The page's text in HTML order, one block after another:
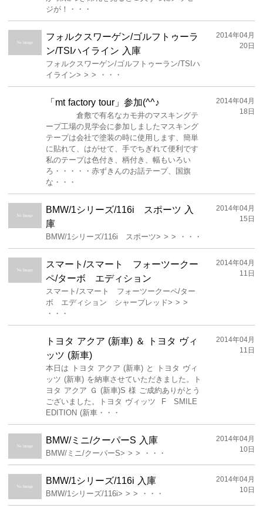
ジが！・・・
フォルクスワーゲン/ゴルフトゥーラ
ン/TSIハイライン 入庫
フォルクスワーゲン/ゴルフトゥーラン/TSIハ
イライン> > > ・・・
2014年04月
20日
「mt factory tour」参加(^^♪
倉敷で有名なカモ井のマスキングテ
ープ工場の見学会に参加しましたマスキング
テープは会社で塗装の時に使用します、簡単
に貼れて、はがせて、手でちぎれて便利です
私のテープは色付き、柄付き、幅もいろい
ろ・・・・・赤ずきんのお話テープ、国旗
な・・・
2014年04月
18日
BMW/1シリーズ/116i スポーツ 入
庫
BMW/1シリーズ/116i スポーツ> > > ・・・
2014年04月
15日
スマート/スマート フォーツークー
ペ/ターボ エディション
スマート/スマート フォーツークーペ/ター
ボ エディション シャープレッド> > >
・・・
2014年04月
11日
トヨタ アクア (新車) ＆ トヨタ ヴィ
ッツ (新車)
本日は トヨタ アクア (新車) と トヨタ ヴィ
ッツ (新車) を納車させていただきました。ト
ヨタ アクア Ｇ (新車)S 様 ご成約ありがとう
ございました。トヨタ ヴィッツ F SMILE
EDITION (新車・・・
2014年04月
11日
BMW/ミニ/クーパーS 入庫
BMW/ミニ/クーパーS> > > ・・・
2014年04月
10日
BMW/1シリーズ/116i 入庫
BMW/1シリーズ/116i> > > ・・・
2014年04月
10日